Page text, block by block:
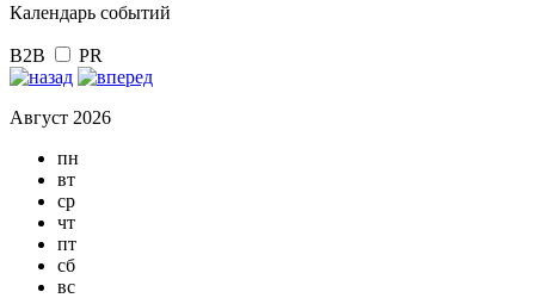
Календарь событий
B2B PR
Август 2026
пн
вт
ср
чт
пт
сб
вс